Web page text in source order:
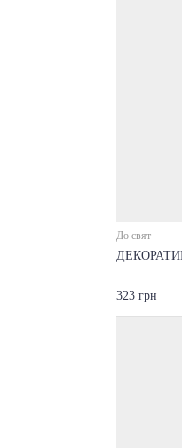
До свят
323 грн